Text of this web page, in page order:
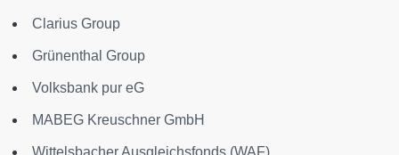
Clarius Group
Grünenthal Group
Volksbank pur eG
MABEG Kreuschner GmbH
Wittelsbacher Ausgleichsfonds (WAF)